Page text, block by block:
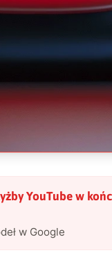
YouTube w
w Google